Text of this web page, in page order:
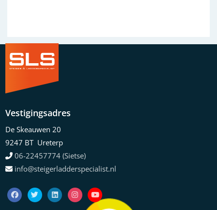
Vestigingsadres
De Skeauwen 20
9247 BT Ureterp
06-22457774 (Sietse)
info@steigerladderspecialist.nl